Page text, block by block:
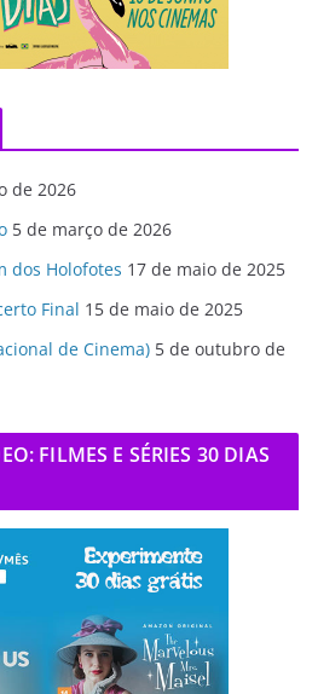
de 2026
5 de março de 2026
dos Holofotes 17 de maio de 2025
Final 15 de maio de 2025
de Cinema) 5 de outubro de
FILMES E SÉRIES 30 DIAS